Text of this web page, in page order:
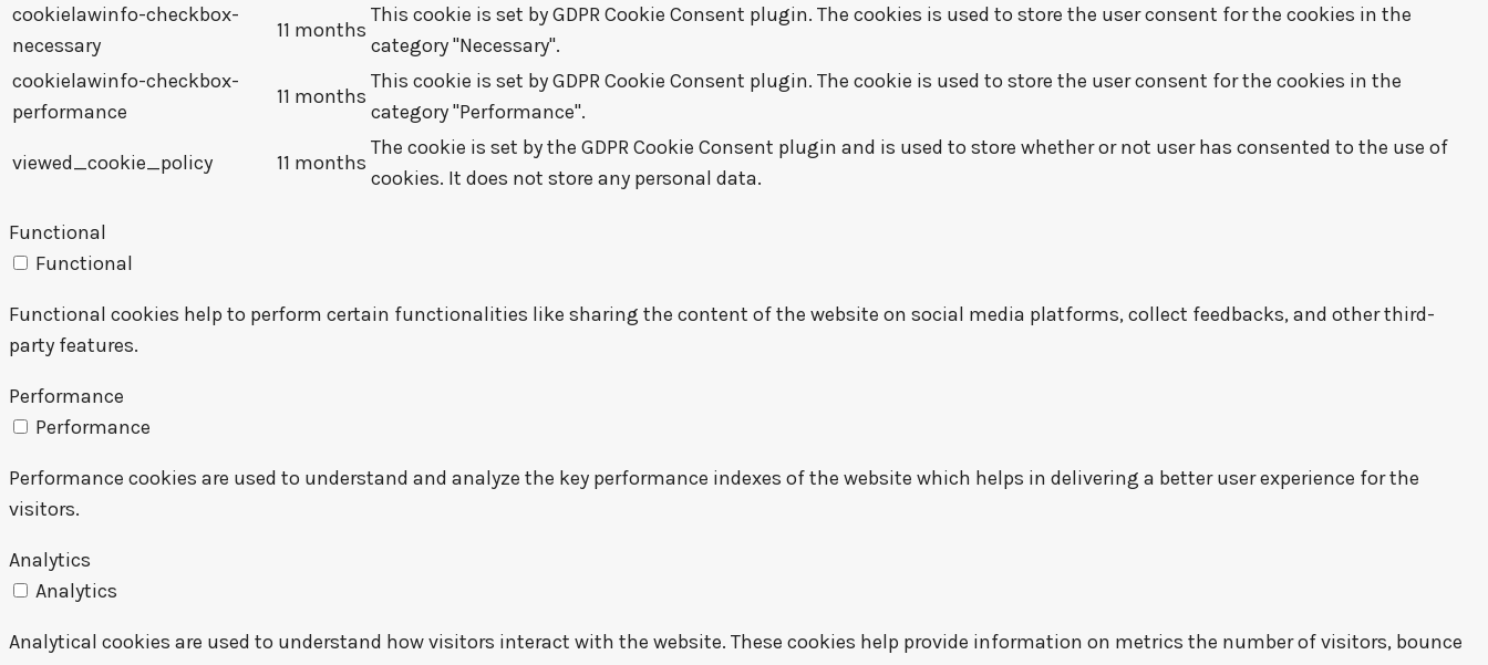
cookielawinfo-checkbox-
necessary
11 months
This cookie is set by GDPR Cookie Consent plugin. The cookies is used to store the user consent for the cookies in the
category "Necessary".
cookielawinfo-checkbox-
performance
11 months
This cookie is set by GDPR Cookie Consent plugin. The cookie is used to store the user consent for the cookies in the
category "Performance".
viewed_cookie_policy 11 months
The cookie is set by the GDPR Cookie Consent plugin and is used to store whether or not user has consented to the use of
cookies. It does not store any personal data.
Functional
Functional
Functional cookies help to perform certain functionalities like sharing the content of the website on social media platforms, collect feedbacks, and other third-
party features.
Performance
Performance
Performance cookies are used to understand and analyze the key performance indexes of the website which helps in delivering a better user experience for the
visitors.
Analytics
Analytics
Analytical cookies are used to understand how visitors interact with the website. These cookies help provide information on metrics the number of visitors, bounce